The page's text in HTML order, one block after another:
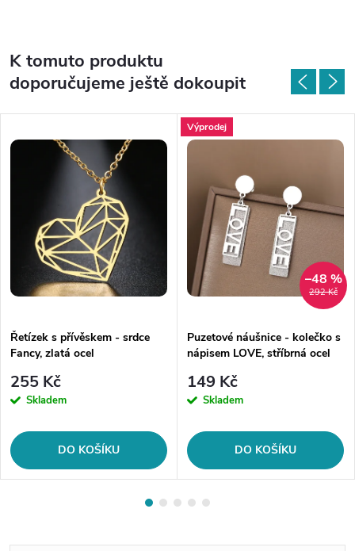
K tomuto produktu
doporučujeme ještě dokoupit
Řetízek s přívěskem - srdce
Fancy, zlatá ocel
255 Kč
Skladem
DO KOŠÍKU
Výprodej
292 Kč
–48 %
Puzetové náušnice - kolečko s
nápisem LOVE, stříbrná ocel
149 Kč
Skladem
DO KOŠÍKU